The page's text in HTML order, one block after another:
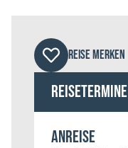
REISE MERKEN
Reisetermine
Anreise